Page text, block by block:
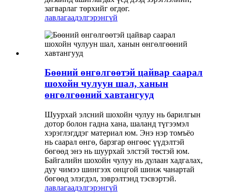
загварлаг төрхийг өгдөг.
лавлагаадэлгэрэнгүй
Бөөний өнгөлгөөтэй цайвар саарал
шохойн чулуун шал, ханын
өнгөлгөөний хавтангууд
Шуурхай элсний шохойн чулуу нь барилгын
дотор болон гадна хана, шаланд түгээмэл
хэрэглэгддэг материал юм. Энэ нэр томъёо
нь саарал өнгө, барзгар өнгөөс үүдэлтэй
бөгөөд энэ нь шуурхай элстэй төстэй юм.
Байгалийн шохойн чулуу нь дулаан хадгалах,
дуу чимээ шингээх онцгой шинж чанартай
бөгөөд элэгдэл, зэврэлтэнд тэсвэртэй.
лавлагаадэлгэрэнгүй